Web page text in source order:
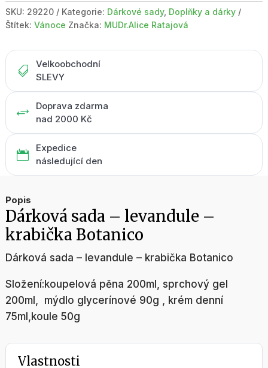
-
krabička
SKU: 29220 Kategorie: Dárkové sady, Doplňky a dárky
Štítek: Vánoce Značka: MUDr.Alice Ratajová

Velkoobchodní
SLEVY
+
Doprava zdarma
nad 2000 Kč

Expedice
následující den
Popis
Dárková sada – levandule –
krabička Botanico
Dárková sada – levandule – krabička Botanico
Složení:koupelová pěna 200ml, sprchový gel
200ml, mýdlo glycerínové 90g , krém denní
75ml,koule 50g
Vlastnosti